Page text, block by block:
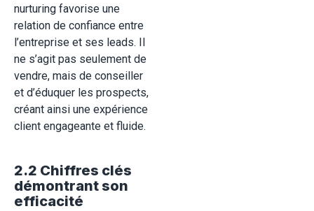
nurturing favorise une
relation de confiance entre
l’entreprise et ses leads. Il
ne s’agit pas seulement de
vendre, mais de conseiller
et d’éduquer les prospects,
créant ainsi une expérience
client engageante et fluide.
2.2 Chiffres clés
démontrant son
efficacité